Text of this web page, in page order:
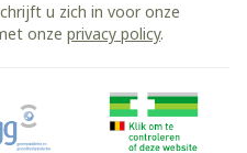
u zich in voor onze
onze privacy policy.